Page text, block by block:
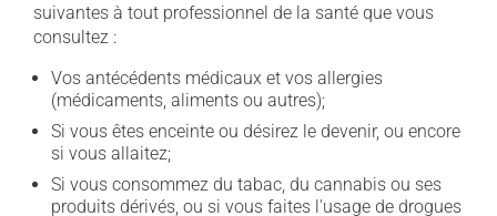
suivantes à tout professionnel de la santé que vous
consultez :
Vos antécédents médicaux et vos allergies
(médicaments, aliments ou autres);
Si vous êtes enceinte ou désirez le devenir, ou encore
si vous allaitez;
Si vous consommez du tabac, du cannabis ou ses
produits dérivés, ou si vous faites l'usage de drogues